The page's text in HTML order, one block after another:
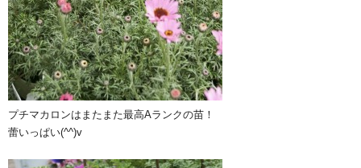
プチマカロンはまたまた最高Aランクの苗！
蕾いっぱい(^^)v